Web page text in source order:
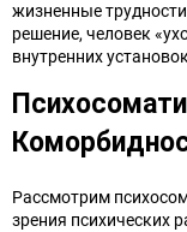
жизненные
решение, человек
внутренних
Рассмотрим
зрения психических